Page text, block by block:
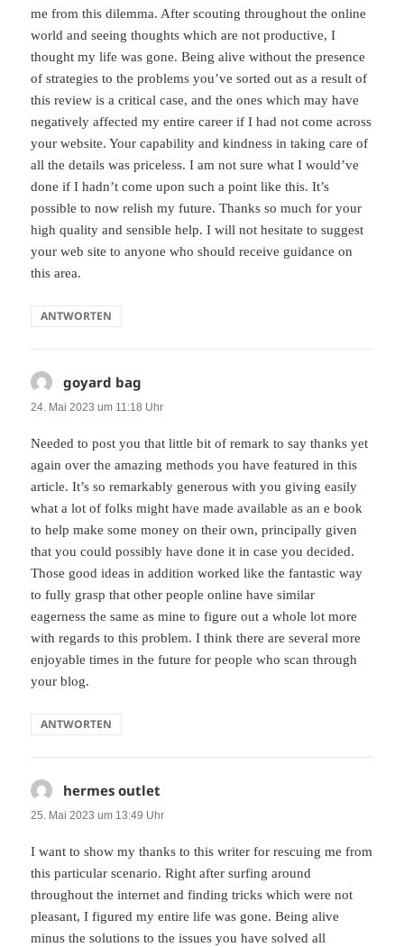
me from this dilemma. After scouting throughout the online
world and seeing thoughts which are not productive, I
thought my life was gone. Being alive without the presence
of strategies to the problems you’ve sorted out as a result of
this review is a critical case, and the ones which may have
negatively affected my entire career if I had not come across
your website. Your capability and kindness in taking care of
all the details was priceless. I am not sure what I would’ve
done if I hadn’t come upon such a point like this. It’s
possible to now relish my future. Thanks so much for your
high quality and sensible help. I will not hesitate to suggest
your web site to anyone who should receive guidance on
this area.
ANTWORTEN
goyard bag
24. Mai 2023 um 11:18 Uhr
Needed to post you that little bit of remark to say thanks yet
again over the amazing methods you have featured in this
article. It’s so remarkably generous with you giving easily
what a lot of folks might have made available as an e book
to help make some money on their own, principally given
that you could possibly have done it in case you decided.
Those good ideas in addition worked like the fantastic way
to fully grasp that other people online have similar
eagerness the same as mine to figure out a whole lot more
with regards to this problem. I think there are several more
enjoyable times in the future for people who scan through
your blog.
ANTWORTEN
hermes outlet
25. Mai 2023 um 13:49 Uhr
I want to show my thanks to this writer for rescuing me from
this particular scenario. Right after surfing around
throughout the internet and finding tricks which were not
pleasant, I figured my entire life was gone. Being alive
minus the solutions to the issues you have solved all